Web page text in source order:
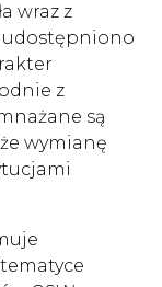
wraz z
udostępniono
z
są
wymianę